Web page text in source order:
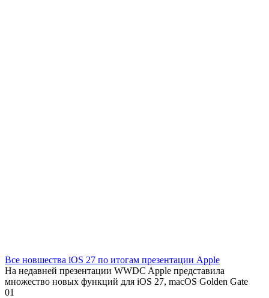
Все новшества iOS 27 по итогам презентации Apple
На недавней презентации WWDC Apple представила
множество новых функций для iOS 27, macOS Golden Gate
01